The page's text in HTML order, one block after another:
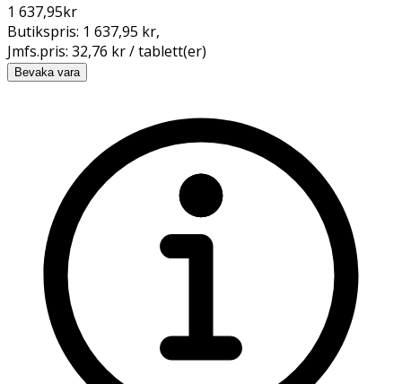
1 637,95kr
Butikspris: 1 637,95 kr,
Jmfs.pris: 32,76 kr / tablett(er)
Bevaka vara